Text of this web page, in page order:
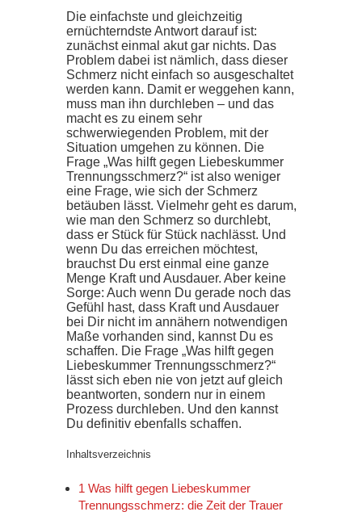
Die einfachste und gleichzeitig
ernüchterndste Antwort darauf ist:
zunächst einmal akut gar nichts. Das
Problem dabei ist nämlich, dass dieser
Schmerz nicht einfach so ausgeschaltet
werden kann. Damit er weggehen kann,
muss man ihn durchleben – und das
macht es zu einem sehr
schwerwiegenden Problem, mit der
Situation umgehen zu können. Die
Frage „Was hilft gegen Liebeskummer
Trennungsschmerz?“ ist also weniger
eine Frage, wie sich der Schmerz
betäuben lässt. Vielmehr geht es darum,
wie man den Schmerz so durchlebt,
dass er Stück für Stück nachlässt. Und
wenn Du das erreichen möchtest,
brauchst Du erst einmal eine ganze
Menge Kraft und Ausdauer. Aber keine
Sorge: Auch wenn Du gerade noch das
Gefühl hast, dass Kraft und Ausdauer
bei Dir nicht im annähern notwendigen
Maße vorhanden sind, kannst Du es
schaffen. Die Frage „Was hilft gegen
Liebeskummer Trennungsschmerz?“
lässt sich eben nie von jetzt auf gleich
beantworten, sondern nur in einem
Prozess durchleben. Und den kannst
Du definitiv ebenfalls schaffen.
Inhaltsverzeichnis
1 Was hilft gegen Liebeskummer
Trennungsschmerz: die Zeit der Trauer